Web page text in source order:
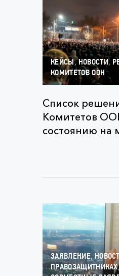
КЕЙСЫ,НОВОСТИ,
КОМИТЕТОВ ООН
Список
Комитетов
состоянию на
ЗАЯВЛЕНИЕ,
ПРАВОЗАЩИТНИКАХ